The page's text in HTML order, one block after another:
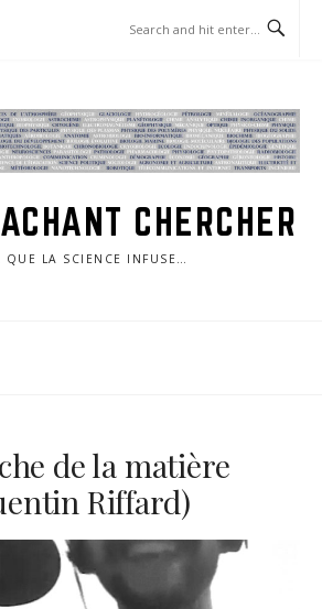
CHERCHER
QUE LA SCIENCE INFUSE…
de la matière
Riffard)